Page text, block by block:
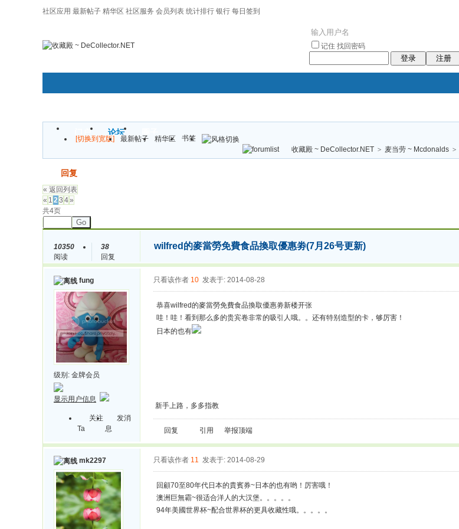
社区应用 最新帖子 精华区 社区服务 会员列表 统计排行 银行 每日签到
记住 找回密码
登录 注册
门户 论坛
褔
袠袠袥眩褦
[切换到宽版] 最新帖子 精华区
书签
收藏殿 ~ DeCollector.NET > 麦当劳 ~ Mcdonalds >
回复
« 返回列表
« 1 23 4»
共4页
Go
10350
阅读
38
回复
wilfred的麥當勞免費食品換取優惠劵(7月26号更新)
fung
级别: 金牌会员
显示用户信息
关注
Ta
发消
息
只看该作者 10 发表于: 2014-08-28
恭喜wilfred的麥當勞免費食品換取優惠劵新楼开张
哇！哇！看到那么多的贵宾卷非常的吸引人哦。。还有特别造型的卡，够厉害！
日本的也有
新手上路，多多指教
回复 引用 举报顶端
mk2297 只看该作者 11 发表于: 2014-08-29
回顧70至80年代日本的貴賓券~日本的也有哟！厉害哦！
澳洲巨無霸~很适合洋人的大汉堡。。。。。
94年美國世界杯~配合世界杯的更具收藏性哦。。。。。